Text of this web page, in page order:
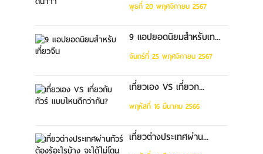
พุธที่ 20 พฤศจิกายน 2567
9 แอปยอดนิยมสำหรับเท...
จันทร์ที่ 25 พฤศจิกายน 2567
เที่ยวเอง VS เที่ยวก...
พฤหัสที่ 16 มีนาคม 2566
เที่ยวต่างประเทศผ่าน...